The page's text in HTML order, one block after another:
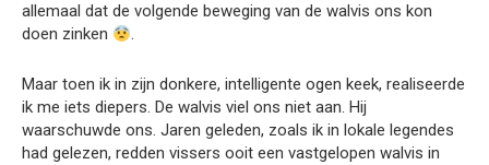
allemaal dat de volgende beweging van de walvis ons kon
doen zinken
.
Maar toen ik in zijn donkere, intelligente ogen keek, realiseerde
ik me iets diepers. De walvis viel ons niet aan. Hij
waarschuwde ons. Jaren geleden, zoals ik in lokale legendes
had gelezen, redden vissers ooit een vastgelopen walvis in